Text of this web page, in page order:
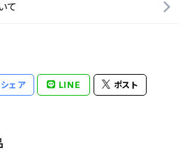
て
シェア LINE ポスト